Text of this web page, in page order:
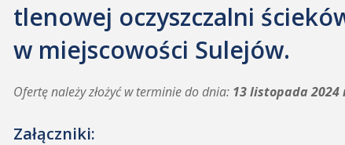
tlenowej oczyszczalni
w miejscowości Sulejów.
Ofertę należy złożyć w terminie do dnia: 13 listopada 2024
Załączniki: